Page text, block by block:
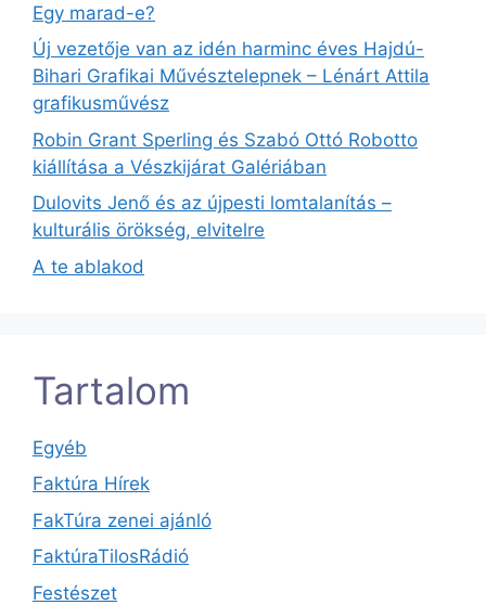
Egy marad-e?
Új vezetője van az idén harminc éves Hajdú-
Bihari Grafikai Művésztelepnek – Lénárt Attila
grafikusművész
Robin Grant Sperling és Szabó Ottó Robotto
kiállítása a Vészkijárat Galériában
Dulovits Jenő és az újpesti lomtalanítás –
kulturális örökség, elvitelre
A te ablakod
Tartalom
Egyéb
Faktúra Hírek
FakTúra zenei ajánló
FaktúraTilosRádió
Festészet